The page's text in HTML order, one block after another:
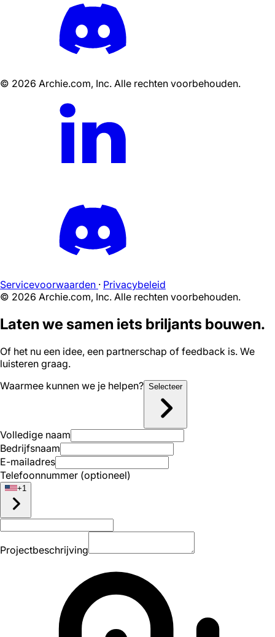
© 2026 Archie.com, Inc. Alle rechten voorbehouden.
Servicevoorwaarden · Privacybeleid
© 2026 Archie.com, Inc. Alle rechten voorbehouden.
Laten we samen iets briljants bouwen.
Of het nu een idee, een partnerschap of feedback is. We
luisteren graag.
Waarmee kunnen we je helpen? Selecteer
Volledige naam
Bedrijfsnaam
E-mailadres
Telefoonnummer (optioneel)
+1
Projectbeschrijving